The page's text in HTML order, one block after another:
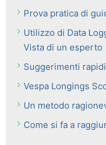
Prova pratica di
Utilizzo di Data
Vista di un esperto
Suggerimenti
Vespa Longings
Un metodo
Come si fa a